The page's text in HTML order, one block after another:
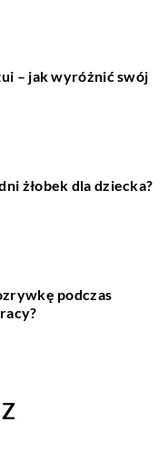
– jak wyróżnić swój
żłobek dla dziecka?
podczas